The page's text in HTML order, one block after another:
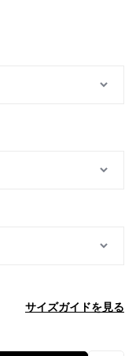
サイズガイドを見る